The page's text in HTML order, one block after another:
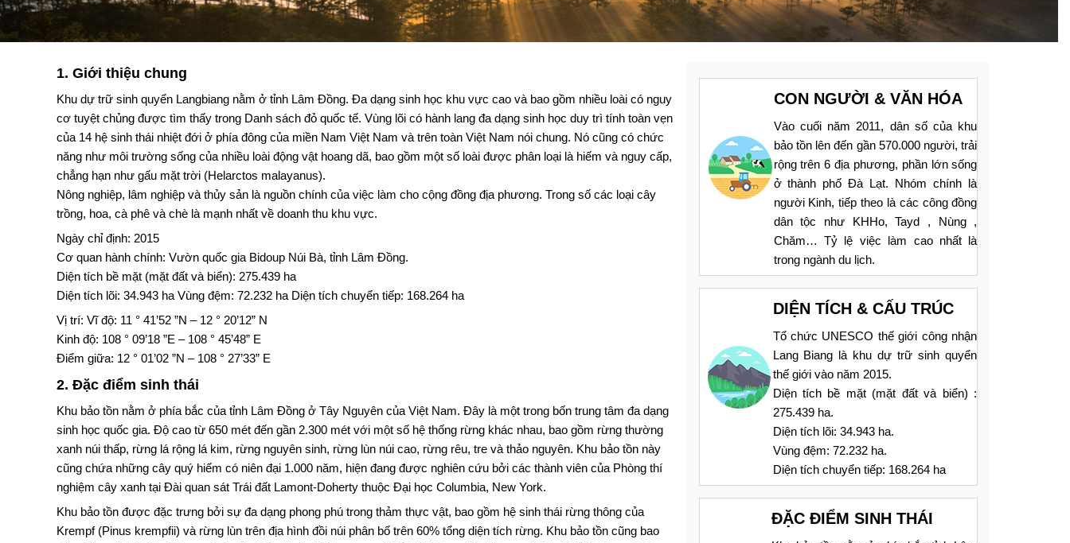
1. Giới thiệu chung
Khu dự trữ sinh quyển Langbiang nằm ở tỉnh Lâm Đồng. Đa dạng sinh học khu vực cao và bao gồm nhiều loài có nguy
cơ tuyệt chủng được tìm thấy trong Danh sách đỏ quốc tế. Vùng lõi có hành lang đa dạng sinh học duy trì tính toàn vẹn
của 14 hệ sinh thái nhiệt đới ở phía đông của miền Nam Việt Nam và trên toàn Việt Nam nói chung. Nó cũng có chức
năng như môi trường sống của nhiều loài động vật hoang dã, bao gồm một số loài được phân loại là hiếm và nguy cấp,
chẳng hạn như gấu mặt trời (Helarctos malayanus).
Nông nghiệp, lâm nghiệp và thủy sản là nguồn chính của việc làm cho cộng đồng địa phương. Trong số các loại cây
trồng, hoa, cà phê và chè là mạnh nhất về doanh thu khu vực.
Ngày chỉ định: 2015
Cơ quan hành chính: Vườn quốc gia Bidoup Núi Bà, tỉnh Lâm Đồng.
Diện tích bề mặt (mặt đất và biển): 275.439 ha
Diện tích lõi: 34.943 ha Vùng đệm: 72.232 ha Diện tích chuyển tiếp: 168.264 ha
Vị trí: Vĩ độ: 11 ° 41’52 ”N – 12 ° 20’12” N
Kinh độ: 108 ° 09’18 ”E – 108 ° 45’48” E
Điểm giữa: 12 ° 01’02 ”N – 108 ° 27’33” E
2. Đặc điểm sinh thái
Khu bảo tồn nằm ở phía bắc của tỉnh Lâm Đồng ở Tây Nguyên của Việt Nam. Đây là một trong bốn trung tâm đa dạng
sinh học quốc gia. Độ cao từ 650 mét đến gần 2.300 mét với một số hệ thống rừng khác nhau, bao gồm rừng thường
xanh núi thấp, rừng lá rộng lá kim, rừng nguyên sinh, rừng lùn núi cao, rừng rêu, tre và thảo nguyên. Khu bảo tồn này
cũng chứa những cây quý hiếm có niên đại 1.000 năm, hiện đang được nghiên cứu bởi các thành viên của Phòng thí
nghiệm cây xanh tại Đài quan sát Trái đất Lamont-Doherty thuộc Đại học Columbia, New York.
Khu bảo tồn được đặc trưng bởi sự đa dạng phong phú trong thảm thực vật, bao gồm hệ sinh thái rừng thông của
Krempf (Pinus krempfii) và rừng lùn trên địa hình đồi núi phân bố trên 60% tổng diện tích rừng. Khu bảo tồn cũng bao
CON NGƯỜI & VĂN HÓA
Vào cuối năm 2011, dân số của khu
bảo tồn lên đến gần 570.000 người, trải
rộng trên 6 địa phương, phần lớn sống
ở thành phố Đà Lạt. Nhóm chính là
người Kinh, tiếp theo là các công đồng
dân tộc như KHHo, Tayd , Nùng ,
Chăm… Tỷ lệ việc làm cao nhất là
trong ngành du lịch.
DIỆN TÍCH & CẤU TRÚC
Tổ chức UNESCO thế giới công nhận
Lang Biang là khu dự trữ sinh quyển
thế giới vào năm 2015.
Diện tích bề mặt (mặt đất và biển) :
275.439 ha.
Diện tích lõi: 34.943 ha.
Vùng đệm: 72.232 ha.
Diện tích chuyển tiếp: 168.264 ha
ĐẶC ĐIỂM SINH THÁI